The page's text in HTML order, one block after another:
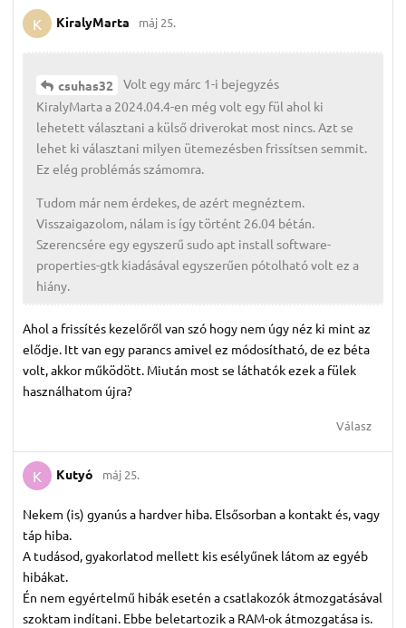
K KiralyMarta máj 25.
csuhas32
Volt egy márc 1-i bejegyzés
KiralyMarta a 2024.04.4-en még volt egy fül ahol ki
lehetett választani a külső driverokat most nincs. Azt se
lehet ki választani milyen ütemezésben frissítsen semmit.
Ez elég problémás számomra.
Tudom már nem érdekes, de azért megnéztem.
Visszaigazolom, nálam is így történt 26.04 bétán.
Szerencsére egy egyszerű sudo apt install software-
properties-gtk kiadásával egyszerűen pótolható volt ez a
hiány.
Ahol a frissítés kezelőről van szó hogy nem úgy néz ki mint az
elődje. Itt van egy parancs amivel ez módosítható, de ez béta
volt, akkor működött. Miután most se láthatók ezek a fülek
használhatom újra?
Válasz
K Kutyó máj 25.
Nekem (is) gyanús a hardver hiba. Elsősorban a kontakt és, vagy
táp hiba.
A tudásod, gyakorlatod mellett kis esélyűnek látom az egyéb
hibákat.
Én nem egyértelmű hibák esetén a csatlakozók átmozgatásával
szoktam indítani. Ebbe beletartozik a RAM-ok átmozgatása is.